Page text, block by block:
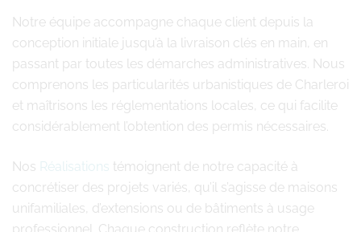
Notre équipe accompagne chaque client depuis la
conception initiale jusqu’à la livraison clés en main, en
passant par toutes les démarches administratives. Nous
comprenons les particularités urbanistiques de Charleroi
et maîtrisons les réglementations locales, ce qui facilite
considérablement l’obtention des permis nécessaires.
Nos Réalisations témoignent de notre capacité à
concrétiser des projets variés, qu’il s’agisse de maisons
unifamiliales, d’extensions ou de bâtiments à usage